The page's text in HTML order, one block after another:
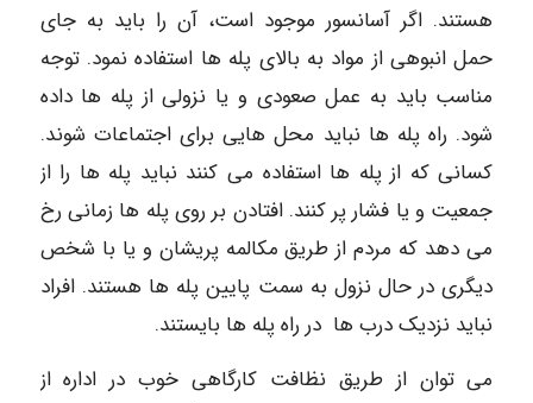
هستند. اگر آسانسور موجود است، آن را باید به جای
حمل انبوهی از مواد به بالای پله ها استفاده نمود. توجه
مناسب باید به عمل صعودی و یا نزولی از پله ها داده
شود. راه پله ها نباید محل هایی برای اجتماعات شوند.
کسانی که از پله ها استفاده می کنند نباید پله ها را از
جمعیت و یا فشار پر کنند. افتادن بر روی پله ها زمانی رخ
می دهد که مردم از طریق مکالمه پریشان و یا با شخص
دیگری در حال نزول به سمت پایین پله ها هستند. افراد
نباید نزدیک درب ها در راه پله ها بایستند.
می توان از طریق نظافت کارگاهی خوب در اداره از